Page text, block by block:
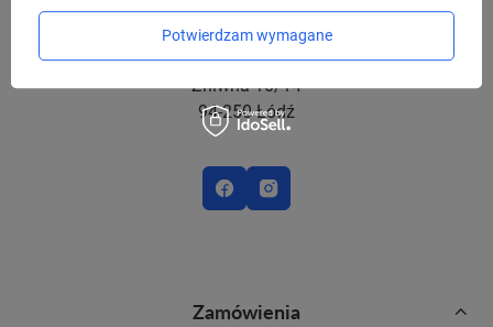
Zamówienia
Red Bird Sp. z o.o.,
Żniwna 10/14
94-250 Łódź
Potwierdzam wymagane